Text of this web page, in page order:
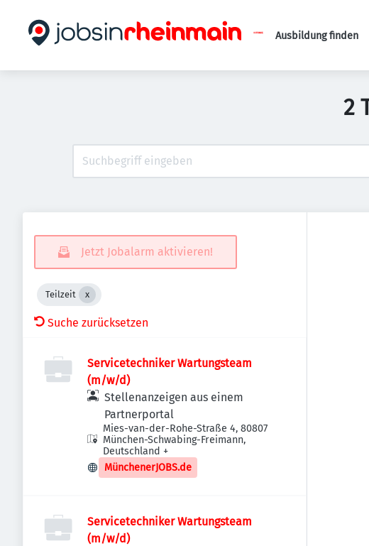
Ausbildung finden
2
Jetzt Jobalarm aktivieren!
Teilzeit
Suche zurücksetzen
Servicetechniker Wartungsteam
(m/w/d)
Stellenanzeigen aus einem
Partnerportal
Mies-van-der-Rohe-Straße 4, 80807
München-Schwabing-Freimann,
Deutschland +
MünchenerJOBS.de
Servicetechniker Wartungsteam
(m/w/d)